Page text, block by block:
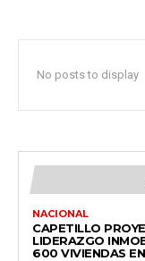
No posts to display
NACIONAL
CAPETILLO
LIDERAZGO
600 VIVIENDAS